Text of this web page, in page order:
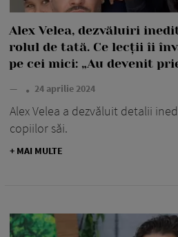
Alex Velea, dezvăluiri
rolul de tată. Ce lecții îi
pe cei mici: „Au devenit
— 24 aprilie 2024
Alex Velea a dezvăluit detalii
copiilor săi.
+ MAI MULTE